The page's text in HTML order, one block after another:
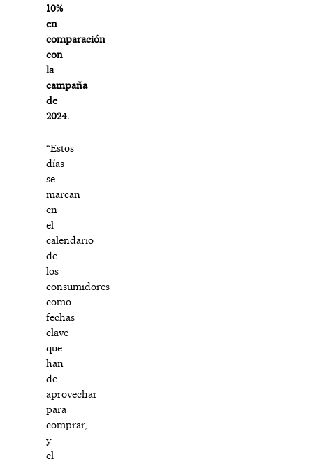
10%
en
comparación
con
la
campaña
de
2024.
“Estos
días
se
marcan
en
el
calendario
de
los
consumidores
como
fechas
clave
que
han
de
aprovechar
para
comprar,
y
el